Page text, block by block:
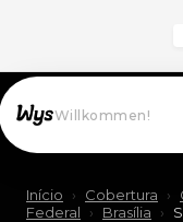
Willkommen!
Início › Cobertura ›
Federal
› Brasília ›